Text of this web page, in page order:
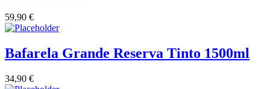
59,90 €
Bafarela Grande Reserva Tinto 1500ml
34,90 €